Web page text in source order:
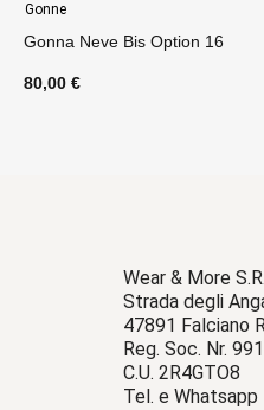
Gonne
Gonna Tubino Alto
70,00 €
Wear & More
Strada degli
47891 Falciano
Reg. Soc. Nr.
C.U. 2R4GTO8
Tel. e